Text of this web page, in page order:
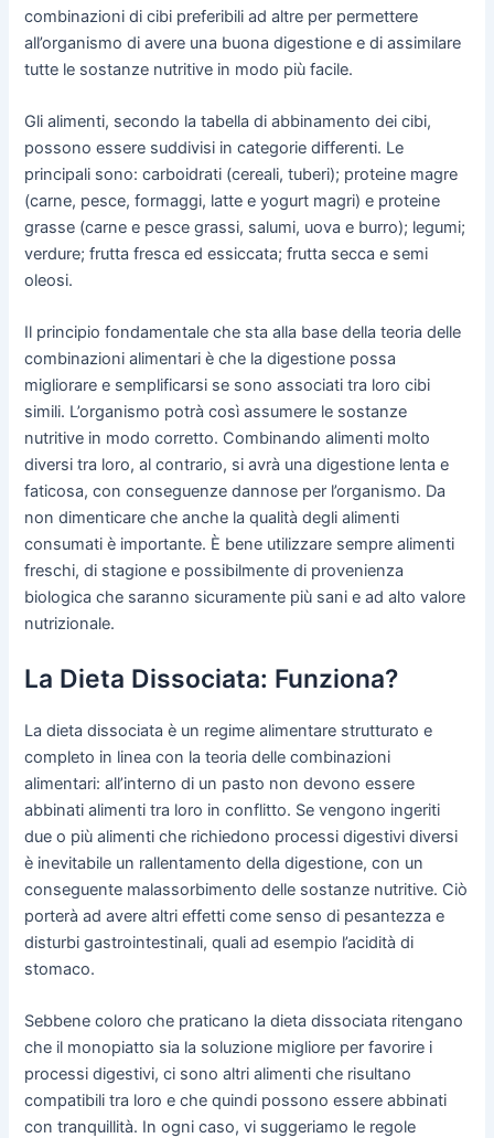
combinazioni di cibi preferibili ad altre per permettere
all’organismo di avere una buona digestione e di assimilare
tutte le sostanze nutritive in modo più facile.
Gli alimenti, secondo la tabella di abbinamento dei cibi,
possono essere suddivisi in categorie differenti. Le
principali sono: carboidrati (cereali, tuberi); proteine magre
(carne, pesce, formaggi, latte e yogurt magri) e proteine
grasse (carne e pesce grassi, salumi, uova e burro); legumi;
verdure; frutta fresca ed essiccata; frutta secca e semi
oleosi.
Il principio fondamentale che sta alla base della teoria delle
combinazioni alimentari è che la digestione possa
migliorare e semplificarsi se sono associati tra loro cibi
simili. L’organismo potrà così assumere le sostanze
nutritive in modo corretto. Combinando alimenti molto
diversi tra loro, al contrario, si avrà una digestione lenta e
faticosa, con conseguenze dannose per l’organismo. Da
non dimenticare che anche la qualità degli alimenti
consumati è importante. È bene utilizzare sempre alimenti
freschi, di stagione e possibilmente di provenienza
biologica che saranno sicuramente più sani e ad alto valore
nutrizionale.
La Dieta Dissociata: Funziona?
La dieta dissociata è un regime alimentare strutturato e
completo in linea con la teoria delle combinazioni
alimentari: all’interno di un pasto non devono essere
abbinati alimenti tra loro in conflitto. Se vengono ingeriti
due o più alimenti che richiedono processi digestivi diversi
è inevitabile un rallentamento della digestione, con un
conseguente malassorbimento delle sostanze nutritive. Ciò
porterà ad avere altri effetti come senso di pesantezza e
disturbi gastrointestinali, quali ad esempio l’acidità di
stomaco.
Sebbene coloro che praticano la dieta dissociata ritengano
che il monopiatto sia la soluzione migliore per favorire i
processi digestivi, ci sono altri alimenti che risultano
compatibili tra loro e che quindi possono essere abbinati
con tranquillità. In ogni caso, vi suggeriamo le regole